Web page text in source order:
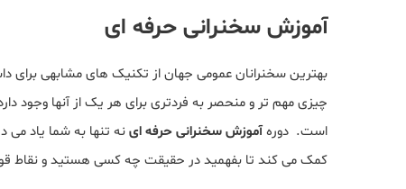
آموزش سخنرانی حرفه ای
بهترین سخنرانان عمومی جهان از تکنیک های مشابهی برای
چیزی مهم تر و منحصر به فردتری برای هر یک از آنها وجود
است. دورهآموزش سخنرانی حرفه اینه تنها به شما یاد
کمک می کند تا بفهمید در حقیقت چه کسی هستید و نقاط